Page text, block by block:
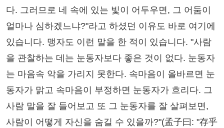
다. 그러므로 네 속에 있는 빛이 어두우면, 그 어둠이
얼마나 심하겠느냐?"라고 하셨던 이유도 바로 여기에
있습니다. 맹자도 이런 말을 한 적이 있습니다. "사람
을 관찰하는 데는 눈동자보다 좋은 것이 없다. 눈동자
는 마음속 악을 가리지 못한다. 속마음이 올바르면 눈
동자가 맑고 속마음이 부정하면 눈동자가 흐리다. 그
사람 말을 잘 들어보고 또 그 눈동자를 잘 살펴보면,
사람이 어떻게 자신을 숨길 수 있을까?"(孟子曰: "存乎